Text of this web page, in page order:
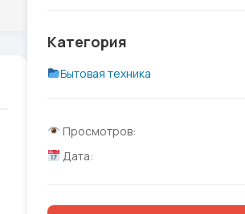
Категория
Бытовая техника
Просмотров:
Дата: